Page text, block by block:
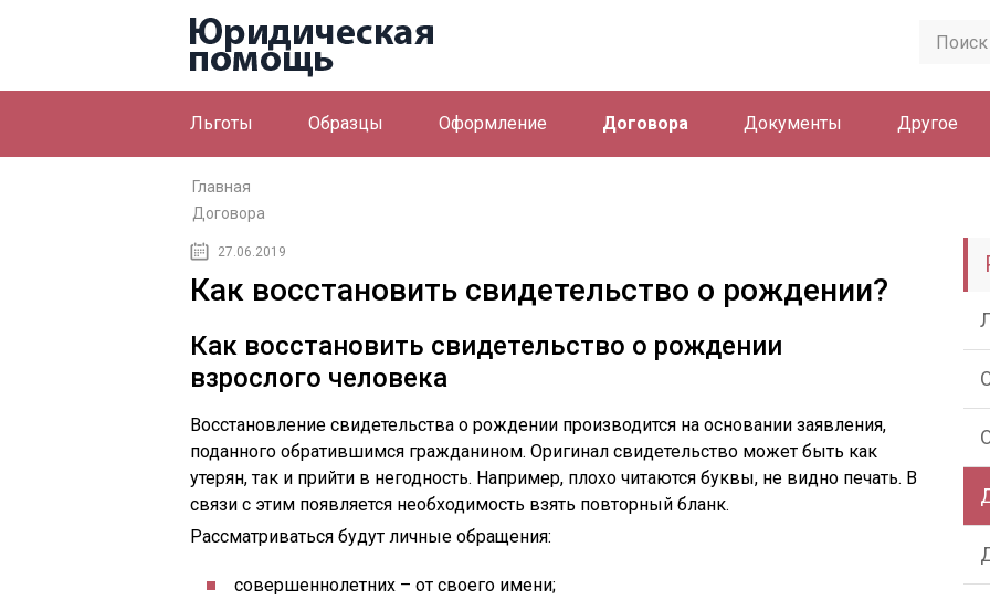
Льготы Образцы Оформление Договора Документы Другое
Главная
Договора
27.06.2019
Как восстановить свидетельство о рождении?
Как восстановить свидетельство о рождении
взрослого человека
Восстановление свидетельства о рождении производится на основании заявления,
поданного обратившимся гражданином. Оригинал свидетельство может быть как
утерян, так и прийти в негодность. Например, плохо читаются буквы, не видно печать. В
связи с этим появляется необходимость взять повторный бланк.
Рассматриваться будут личные обращения:
совершеннолетних – от своего имени;